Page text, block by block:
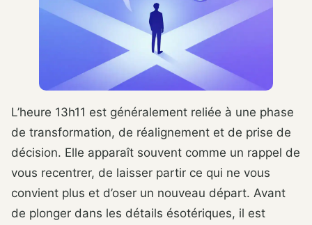
L’heure 13h11 est généralement reliée à une phase
de transformation, de réalignement et de prise de
décision. Elle apparaît souvent comme un rappel de
vous recentrer, de laisser partir ce qui ne vous
convient plus et d’oser un nouveau départ. Avant
de plonger dans les détails ésotériques, il est